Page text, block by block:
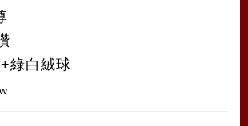
綠白絨球